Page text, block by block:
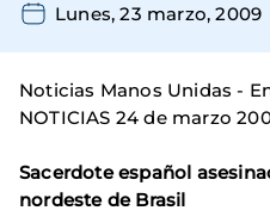
Lunes, 23 marzo, 2009
Noticias Manos Unidas -
NOTICIAS 24 de marzo
Sacerdote español
nordeste de Brasil